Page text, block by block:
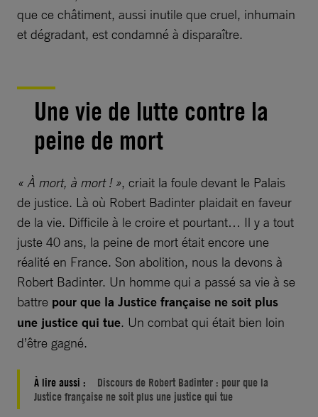
que ce châtiment, aussi inutile que cruel, inhumain
et dégradant, est condamné à disparaître.
Une vie de lutte contre la
peine de mort
« À mort, à mort ! », criait la foule devant le Palais
de justice. Là où Robert Badinter plaidait en faveur
de la vie. Difficile à le croire et pourtant… Il y a tout
juste 40 ans, la peine de mort était encore une
réalité en France. Son abolition, nous la devons à
Robert Badinter. Un homme qui a passé sa vie à se
battre pour que la Justice française ne soit plus
une justice qui tue. Un combat qui était bien loin
d’être gagné.
À lire aussi :
Discours de Robert Badinter : pour que la
Justice française ne soit plus une justice qui tue